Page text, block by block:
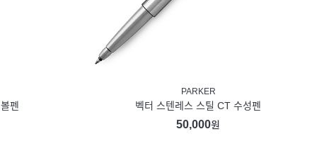
펜
PARKER
벡터 스텐레스 스틸 CT 수성펜
50,000원